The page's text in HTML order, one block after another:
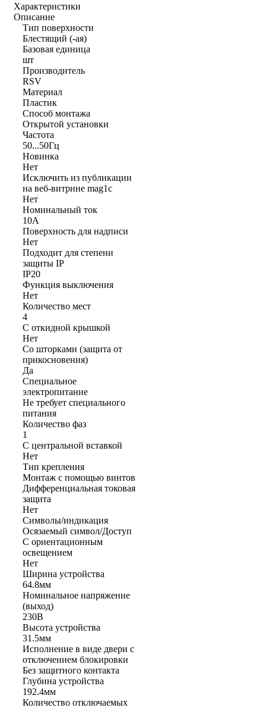
Характеристики
Описание
Тип поверхности
Блестящий (-ая)
Базовая единица
шт
Производитель
RSV
Материал
Пластик
Способ монтажа
Открытой установки
Частота
50...50Гц
Новинка
Нет
Исключить из публикации
на веб-витрине mag1c
Нет
Номинальный ток
10А
Поверхность для надписи
Нет
Подходит для степени
защиты IP
IP20
Функция выключения
Нет
Количество мест
4
С откидной крышкой
Нет
Со шторками (защита от
прикосновения)
Да
Cпециальное
электропитание
Не требует специального
питания
Количество фаз
1
С центральной вставкой
Нет
Тип крепления
Монтаж с помощью винтов
Дифференциальная токовая
защита
Нет
Символы/индикация
Осязаемый символ/Доступ
С ориентационным
освещением
Нет
Ширина устройства
64.8мм
Номинальное напряжение
(выход)
230В
Высота устройства
31.5мм
Исполнение в виде двери с
отключением блокировки
Без защитного контакта
Глубина устройства
192.4мм
Количество отключаемых